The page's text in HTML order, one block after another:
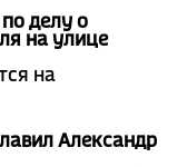
делу о
на улице
на
Александр